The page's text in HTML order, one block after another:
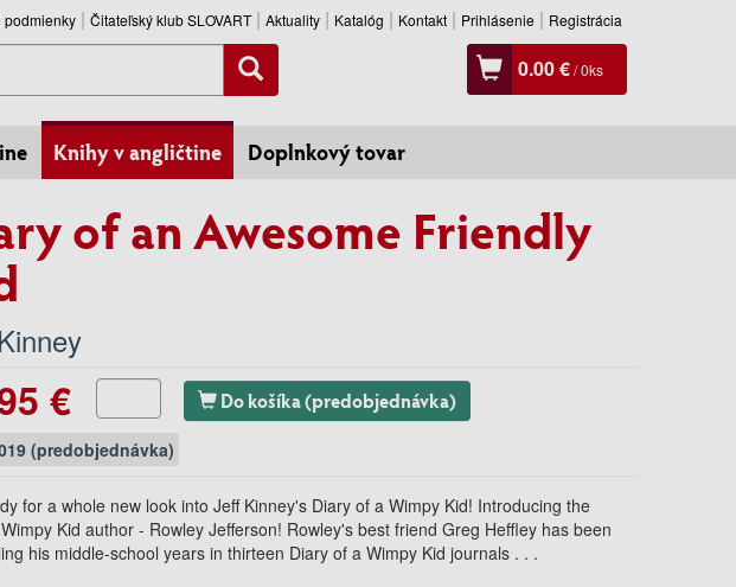
podmienky Čitateľský klub SLOVART Aktuality Katalóg Kontakt Prihlásenie Registrácia
0.00 €/0ks
Knihy v angličtine Doplnkový tovar
of an Awesome Friendly
€ Do košíka (predobjednávka)
(predobjednávka)
for a whole new look into Jeff Kinney's Diary of a Wimpy Kid! Introducing the
Kid author - Rowley Jefferson! Rowley's best friend Greg Heffley has been
his middle-school years in thirteen Diary of a Wimpy Kid journals . . .